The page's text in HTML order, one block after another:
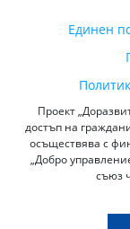
Единен
Проект
достъп на
осъществява с
„Добро
съюз